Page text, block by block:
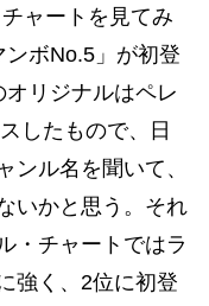
ャートを見てみ
ボNo.5」が初登
リジナルはペレ
したもので、日
ンル名を聞いて、
いかと思う。それ
・チャートではラ
強く、2位に初登